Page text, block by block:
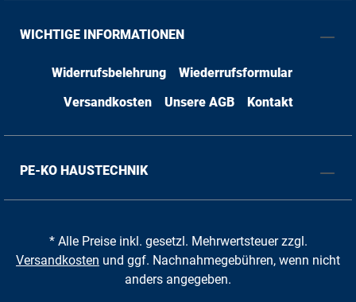
WICHTIGE INFORMATIONEN
Widerrufsbelehrung
Wiederrufsformular
Versandkosten
Unsere AGB Kontakt
PE-KO HAUSTECHNIK
* Alle Preise inkl. gesetzl. Mehrwertsteuer zzgl.
Versandkosten und ggf. Nachnahmegebühren, wenn nicht
anders angegeben.